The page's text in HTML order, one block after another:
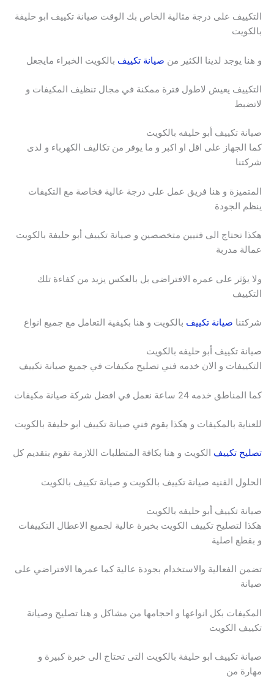
التكييف على درجة مثالية الخاص بك الوقت صيانة تكييف ابو حليفة
بالكويت
و هنا يوجد لدينا الكثير من صيانة تكييف بالكويت الخبراء مايجعل
التكييف يعيش لاطول فترة ممكنة في مجال تنظيف المكيفات و
لاتضبط
صيانة تكييف أبو حليفه بالكويت
كما الجهاز على اقل او اكبر و ما يوفر من تكاليف الكهرباء و لدى
شركتنا
المتميزة و هنا فريق عمل على درجة عالية فخاصة مع التكيفات
ينظم الجودة
هكذا تحتاج الى فنيين متخصصين و صيانة تكييف أبو حليفة بالكويت
عمالة مدربة
ولا يؤثر على عمره الافتراضى بل بالعكس يزيد من كفاءة تلك
التكييف
شركتنا صيانة تكييف بالكويت و هنا بكيفية التعامل مع جميع انواع
صيانة تكييف أبو حليفه بالكويت
التكييفات و الان خدمه فني تصليح مكيفات في جميع صيانة تكييف
كما المناطق خدمه 24 ساعة نعمل في افضل شركة صيانة مكيفات
للعناية بالمكيفات و هكذا يقوم فني صيانة تكييف ابو حليفة بالكويت
تصليح تكييف الكويت و هنا بكافة المتطلبات اللازمة تقوم بتقديم كل
الحلول الفنيه صيانة تكييف بالكويت و صيانة تكييف بالكويت
صيانة تكييف أبو حليفه بالكويت
هكذا لتصليح تكييف الكويت بخبرة عالية لجميع الاعطال التكييفات
و بقطع اصلية
تضمن الفعالية والاستخدام بجودة عالية كما عمرها الافتراضي على
صيانة
المكيفات بكل انواعها و احجامها من مشاكل و هنا تصليح وصيانة
تكييف الكويت
صيانة تكييف ابو حليفة بالكويت التى تحتاج الى خبرة كبيرة و
مهارة من